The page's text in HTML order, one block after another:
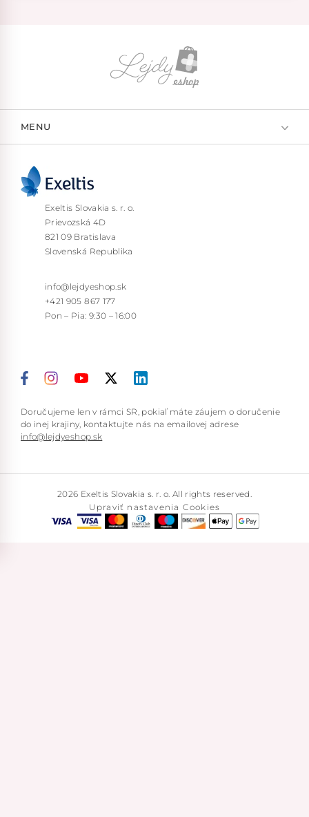
MENU
Exeltis Slovakia s. r. o.
Prievozská 4D
821 09 Bratislava
Slovenská Republika
info@lejdyeshop.sk
+421 905 867 177
Pon – Pia: 9:30 – 16:00
Doručujeme len v rámci SR, pokiaľ máte záujem o doručenie
do inej krajiny, kontaktujte nás na emailovej adrese
info@lejdyeshop.sk
2026 Exeltis Slovakia s. r. o. All rights reserved.
Upraviť nastavenia Cookies